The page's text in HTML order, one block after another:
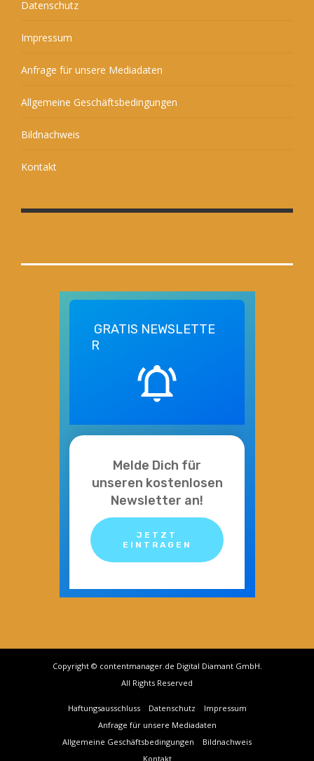
Datenschutz
Impressum
Anfrage für unsere Mediadaten
Allgemeine Geschäftsbedingungen
Bildnachweis
Kontakt
GRATIS NEWSLETTE
R
Melde Dich für
unseren kostenlosen
Newsletter an!
JETZT
EINTRAGEN
Copyright © contentmanager.de Digital Diamant GmbH.
All Rights Reserved
Haftungsausschluss Datenschutz
Impressum
Anfrage für unsere Mediadaten
Allgemeine Geschäftsbedingungen
Bildnachweis
Kontakt